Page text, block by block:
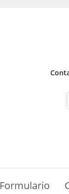
Formulario